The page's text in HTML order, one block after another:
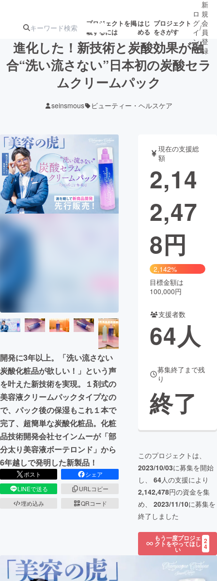
プロジェクトを掲
載するには
はじ
める
プロジェクト
をさがす
注目のリ 注目の新着プロ募集終了が近いプ
テクノロジー・ガジェット
映像・映画 書籍・雑誌
ビジネス・起業 チャレンジ
CAMPFIRE Creation
コミュニティ
ロ
グ
イ
ン
/
新
規
会
員
登
録
進化した！新技術と炭酸効果が融
合“洗い流さない”日本初の炭酸セラ
ムクリームパック
seinsmous ビューティー・ヘルスケア
開発に3年以上。「洗い流さない
炭酸化粧品が欲しい！」という声
を叶えた新技術を実現。１剤式の
美容液クリームパックタイプなの
で、パック後の保湿もこれ１本で
完了、超簡単な炭酸化粧品。化粧
品技術開発会社セインムーが「部
分太り美容液ボーテロンド」から
6年越しで発明した新製品！
ポスト
シェア
LINEで送る
URLコピー
埋め込み
QRコード
現在の支援総
額
2,14
2,47
8円
2,142%
目標金額は
100,000円
支援者数
64人
募集終了まで残
り
終了
このプロジェクトは、
2023/10/03に募集を開始
し、 64人の支援により
2,142,478円の資金を集
め、 2023/11/10に募集を
終了しました
もう一度プロジェ
クトをやってほし
い
2
4